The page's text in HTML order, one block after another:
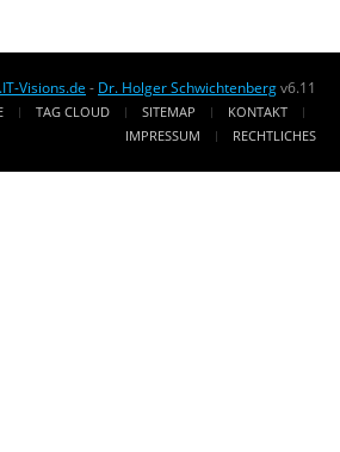
Visions.de - Dr. Holger Schwichtenbergv6.11
TAG CLOUD SITEMAP
KONTAKT
IMPRESSUM
RECHTLICHES